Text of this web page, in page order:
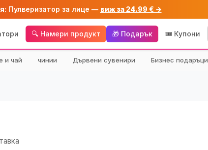
Пулверизатор за лице — виж за 24.99 € →
🔍 Намери продукт 🎁 Подарък 🎟️ Купони
и чай чинии Дървени сувенири Бизнес подаръци